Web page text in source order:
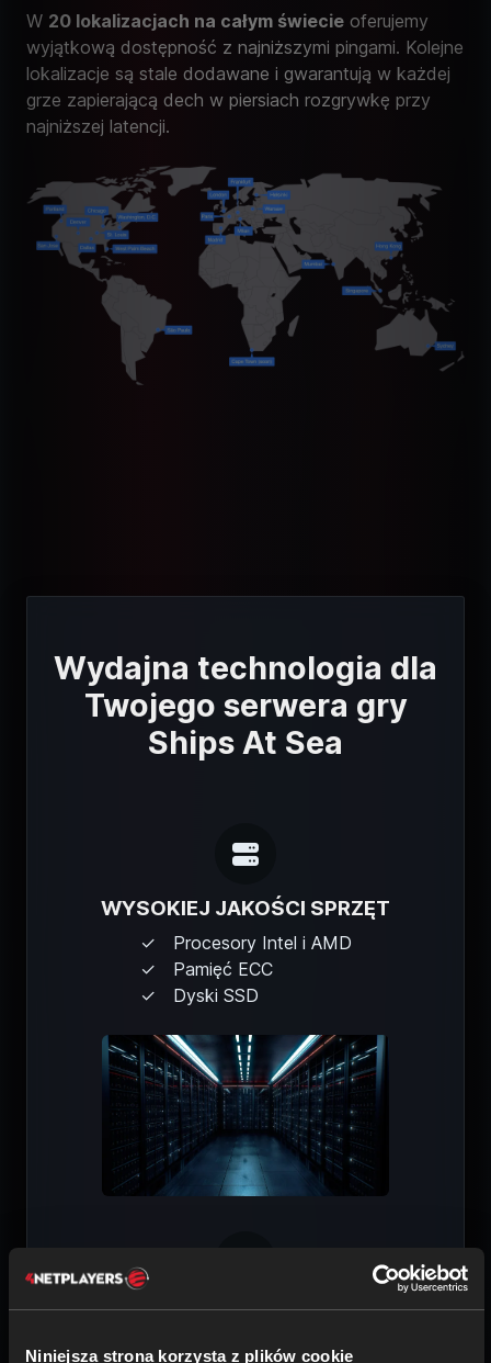
Niniejsza strona korzysta z plików cookie
W 20 lokalizacjach na całym świecie oferujemy
wyjątkową dostępność z najniższymi pingami. Kolejne
lokalizacje są stale dodawane i gwarantują w każdej
grze zapierającą dech w piersiach rozgrywkę przy
najniższej latencji.
Wydajna technologia dla
Twojego serwera gry
Ships At Sea
WYSOKIEJ JAKOŚCI SPRZĘT
Procesory Intel i AMD
Pamięć ECC
Dyski SSD
BEZPIECZEŃSTWO I OCHRONA
Ochrona przed DDoS